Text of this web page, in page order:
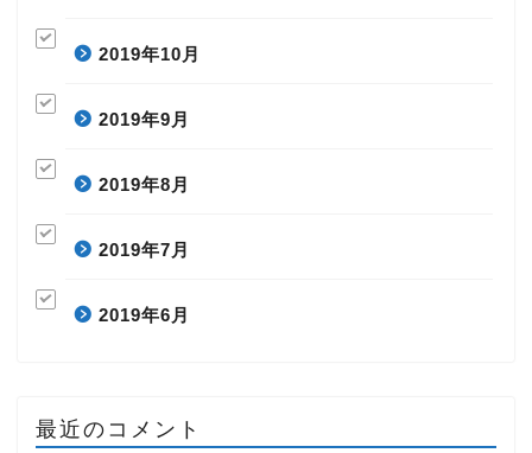
2019年10月
2019年9月
2019年8月
2019年7月
2019年6月
最近のコメント